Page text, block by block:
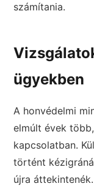
számítania.
ügyekben
A honvédelmi
elmúlt évek
kapcsolatban.
történt
újra áttekintenék.